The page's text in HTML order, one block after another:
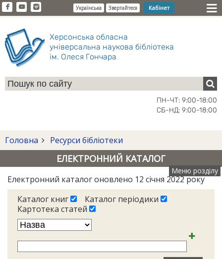
Українська Звертайтеся Кабінет
Херсонська обласна
універсальна наукова бібліотека
ім. Олеся Гончара
ПН-ЧТ: 9:00-18:00
СБ-НД: 9:00-18:00
Головна Ресурси бібліотеки
ЕЛЕКТРОННИЙ КАТАЛОГ
Меню розділу
Електронний каталог оновлено 12 січня 2022 року
Каталог книг
Каталог періодики
Картотека статей